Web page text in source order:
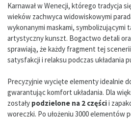
Karnawał w Wenecji, którego tradycja
wieków zachwyca widowiskowymi
wykonanymi maskami, symbolizującymi
artystyczny kunszt. Bogactwo detali
sprawiają, że każdy fragment tej
satysfakcji i relaksu podczas układania
Precyzyjnie wycięte elementy idealnie
gwarantując komfort układania. Dla
zostały podzielone na 2 częścii
woreczki. Po ułożeniu 3000